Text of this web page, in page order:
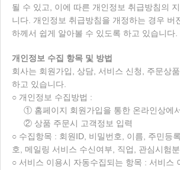
될 수 있고, 이에 따른 개인정보 취급방침의
니다. 개인정보 취급방침을 개정하는 경우
하께서 쉽게 알아볼 수 있도록 하고 있습니다.
개인정보 수집 항목 및 방법
회사는 회원가입, 상담, 서비스 신청, 주문상
하고 있습니다.
○ 개인정보 수집방법 :
① 홈페이지 회원가입을 통한 온라인상에
② 상품 주문시 고객정보 입력
○ 수집항목 : 회원ID, 비밀번호, 이름, 주민등
호, 메일링 서비스 수신여부, 직업, 관심시험
○ 서비스 이용시 자동수집되는 항목 : 서비스